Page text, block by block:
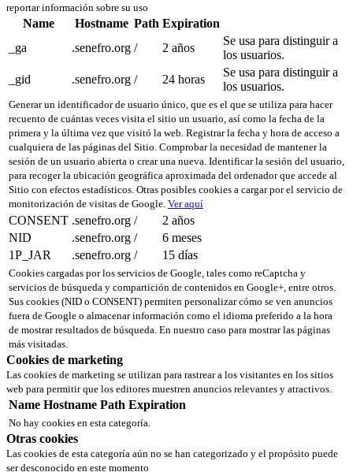
reportar información sobre su uso
Name Hostname Path Expiration
_ga
.senefro.org / 2 años
Se usa para distinguir a
los usuarios.
_gid
.senefro.org / 24 horas
Se usa para distinguir a
los usuarios.
Generar un identificador de usuario único, que es el que se utiliza para hacer
recuento de cuántas veces visita el sitio un usuario, así como la fecha de la
primera y la última vez que visitó la web. Registrar la fecha y hora de acceso a
cualquiera de las páginas del Sitio. Comprobar la necesidad de mantener la
sesión de un usuario abierta o crear una nueva. Identificar la sesión del usuario,
para recoger la ubicación geográfica aproximada del ordenador que accede al
Sitio con efectos estadísticos. Otras posibles cookies a cargar por el servicio de
monitorización de visitas de Google. Ver aquí
CONSENT .senefro.org /
2 años
NID
.senefro.org /
6 meses
1P_JAR
.senefro.org / 15 días
Cookies cargadas por los servicios de Google, tales como reCaptcha y
servicios de búsqueda y compartición de contenidos en Google+, entre otros.
Sus cookies (NID o CONSENT) permiten personalizar cómo se ven anuncios
fuera de Google o almacenar información como el idioma preferido a la hora
de mostrar resultados de búsqueda. En nuestro caso para mostrar las páginas
más visitadas.
Cookies de marketing
Las cookies de marketing se utilizan para rastrear a los visitantes en los sitios
web para permitir que los editores muestren anuncios relevantes y atractivos.
Name Hostname Path Expiration
No hay cookies en esta categoría.
Otras cookies
Las cookies de esta categoría aún no se han categorizado y el propósito puede
ser desconocido en este momento